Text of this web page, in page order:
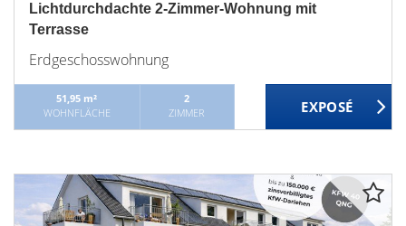
Lichtdurchdachte 2-Zimmer-Wohnung mit
Terrasse
Erdgeschosswohnung
51,95 m²
WOHNFLÄCHE
2
ZIMMER